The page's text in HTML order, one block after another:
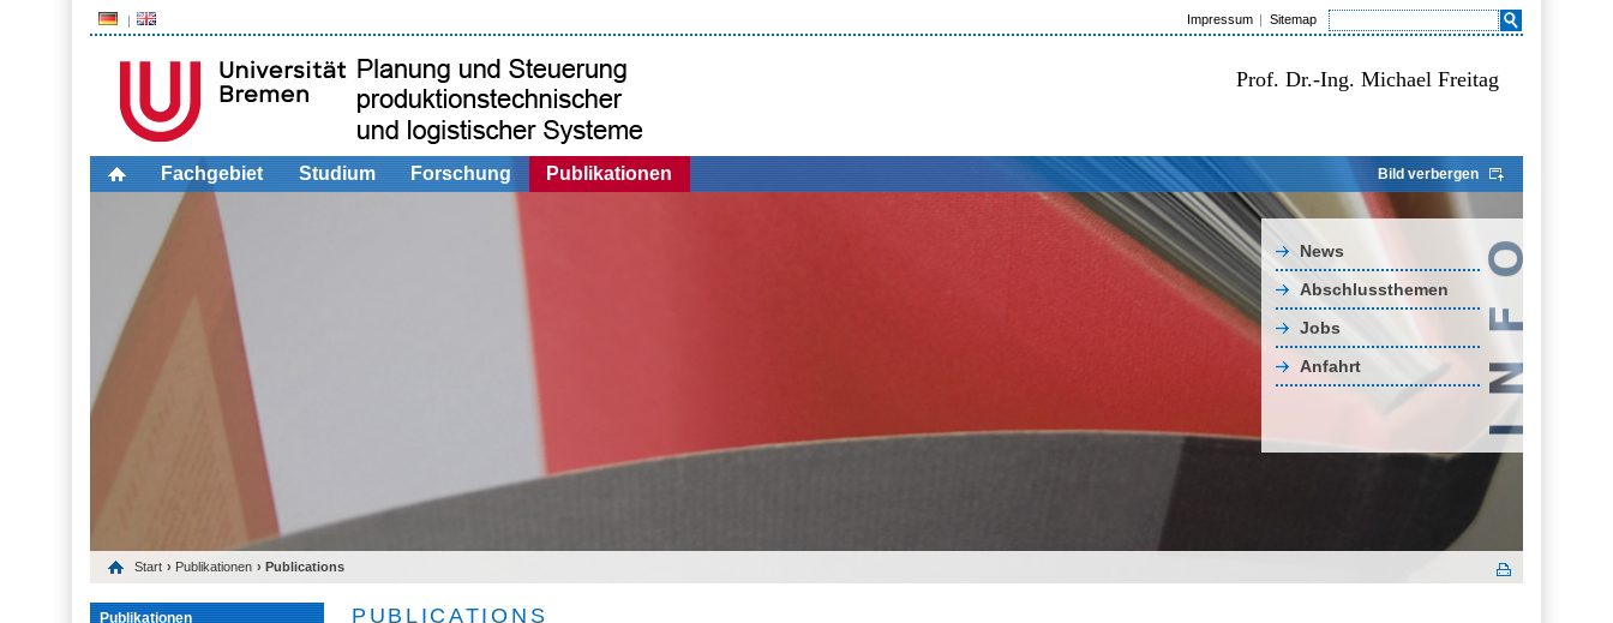
Impressum Sitemap
Prof. Dr.-Ing. Michael Freitag
Fachgebiet Studium Forschung Publikationen Bild verbergen
News
Abschlussthemen
Jobs
Anfahrt
Start › Publikationen › Publications
Publikationen PUBLICATIONS